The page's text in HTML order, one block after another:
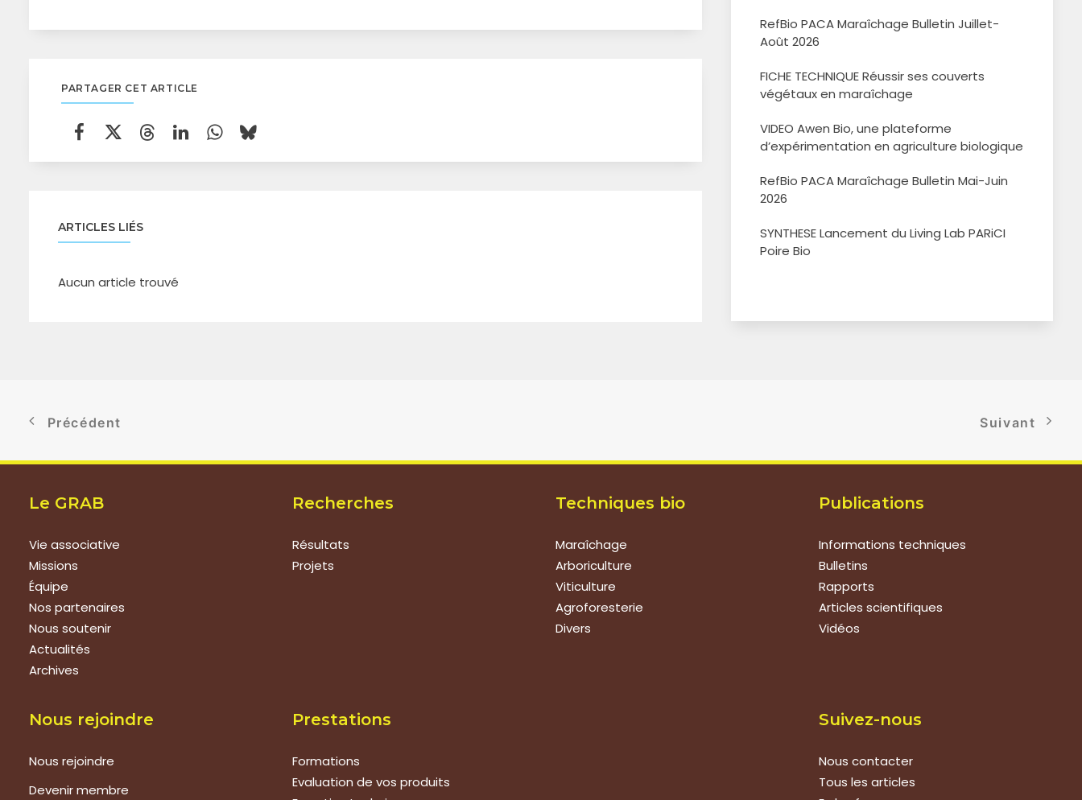
PARTAGER CET ARTICLE
ARTICLES LIÉS
Aucun article trouvé
RefBio PACA Maraîchage Bulletin Juillet-
Août 2026
FICHE TECHNIQUE Réussir ses couverts
végétaux en maraîchage
VIDEO Awen Bio, une plateforme
d’expérimentation en agriculture biologique
RefBio PACA Maraîchage Bulletin Mai-Juin
2026
SYNTHESE Lancement du Living Lab PARiCI
Poire Bio
Précédent Suivant
Le GRAB
Vie associative
Missions
Équipe
Nos partenaires
Nous soutenir
Actualités
Archives
Recherches
Résultats
Projets
Techniques bio
Maraîchage
Arboriculture
Viticulture
Agroforesterie
Divers
Publications
Informations techniques
Bulletins
Rapports
Articles scientifiques
Vidéos
Nous rejoindre
Nous rejoindre
Devenir membre
Prestations
Formations
Evaluation de vos produits
Suivez-nous
Nous contacter
Tous les articles